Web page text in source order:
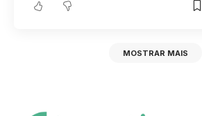
MOSTRAR MAIS